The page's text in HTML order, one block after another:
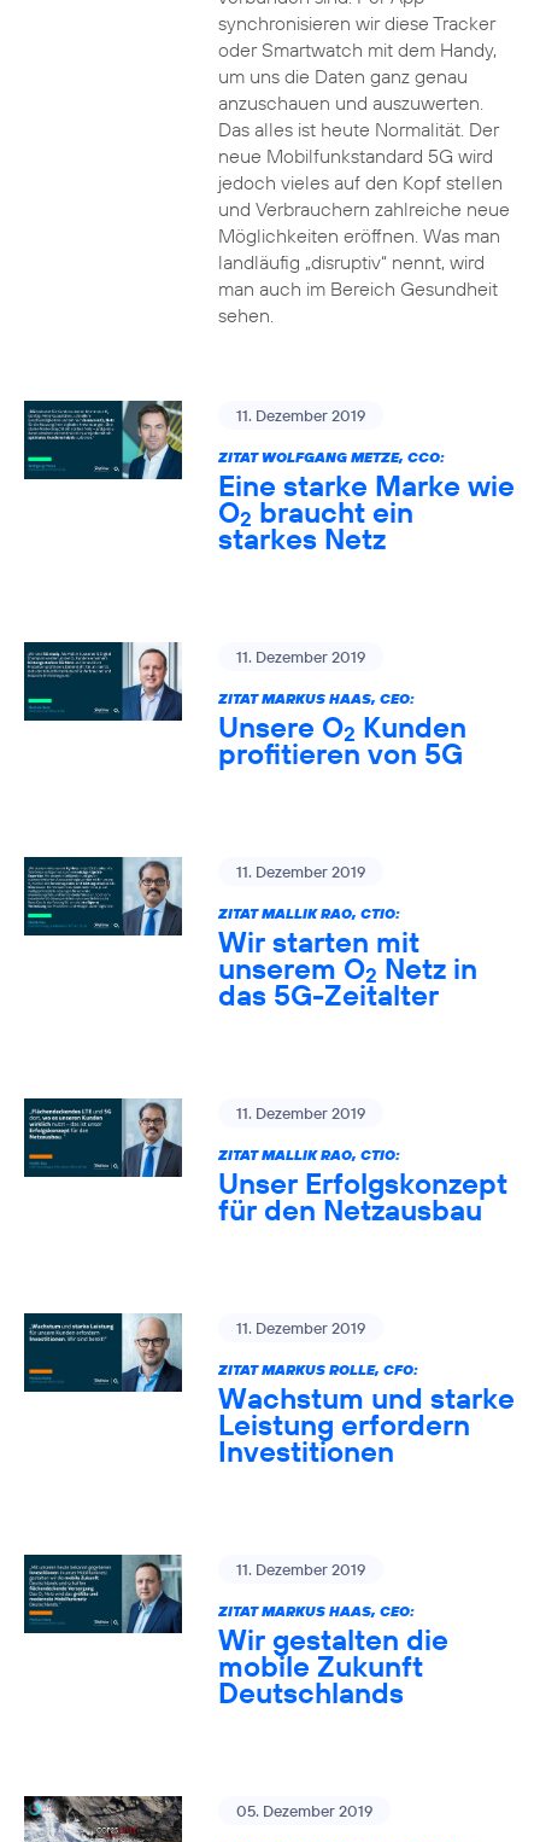
synchronisieren wir diese Tracker
oder Smartwatch mit dem Handy,
um uns die Daten ganz genau
anzuschauen und auszuwerten.
Das alles ist heute Normalität. Der
neue Mobilfunkstandard 5G wird
jedoch vieles auf den Kopf stellen
und Verbrauchern zahlreiche neue
Möglichkeiten eröffnen. Was man
landläufig „disruptiv“ nennt, wird
man auch im Bereich Gesundheit
sehen.
11. Dezember 2019
ZITAT WOLFGANG METZE, CCO:
Eine starke Marke wie
O2 braucht ein
starkes Netz
11. Dezember 2019
ZITAT MARKUS HAAS, CEO:
Unsere O2 Kunden
profitieren von 5G
11. Dezember 2019
ZITAT MALLIK RAO, CTIO:
Wir starten mit
unserem O2 Netz in
das 5G-Zeitalter
11. Dezember 2019
ZITAT MALLIK RAO, CTIO:
Unser Erfolgskonzept
für den Netzausbau
11. Dezember 2019
ZITAT MARKUS ROLLE, CFO:
Wachstum und starke
Leistung erfordern
Investitionen
11. Dezember 2019
ZITAT MARKUS HAAS, CEO:
Wir gestalten die
mobile Zukunft
Deutschlands
05. Dezember 2019